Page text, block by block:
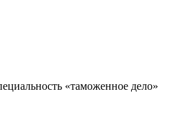
«таможенное дело»